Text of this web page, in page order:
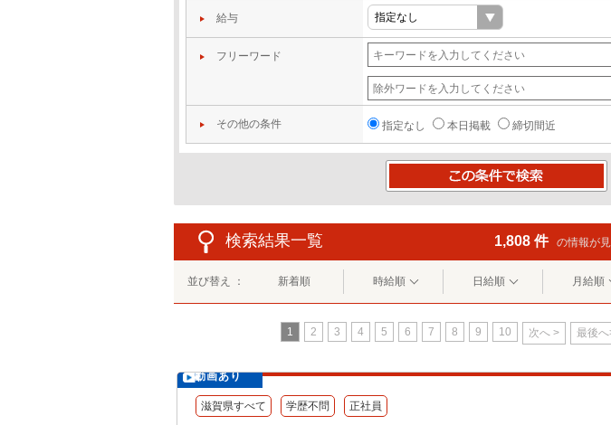
給与
フリーワード
その他の条件 指定なし 本日掲載 締切間近
検索結果一覧 1,808 件 の情報が
並び替え ： 新着順 時給順 日給順 月給順
1 2 3 4 5 6 7 8 9 10 次へ > 最後
動画あり
滋賀県すべて 学歴不問 正社員